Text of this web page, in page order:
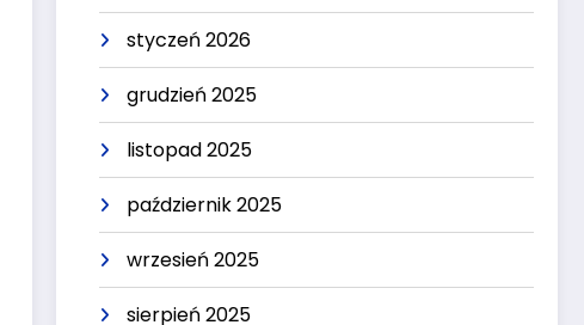
styczeń 2026
grudzień 2025
listopad 2025
październik 2025
wrzesień 2025
sierpień 2025